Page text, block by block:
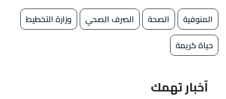
المنوفية الصحة الصرف الصحي
وزارة التخطيط
حياة كريمة
آخبار تهمك